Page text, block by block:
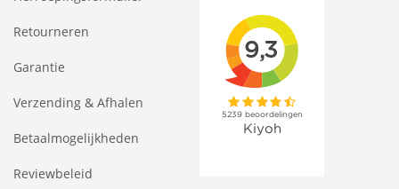
Retourneren
Garantie
Verzending & Afhalen
Betaalmogelijkheden
Reviewbeleid